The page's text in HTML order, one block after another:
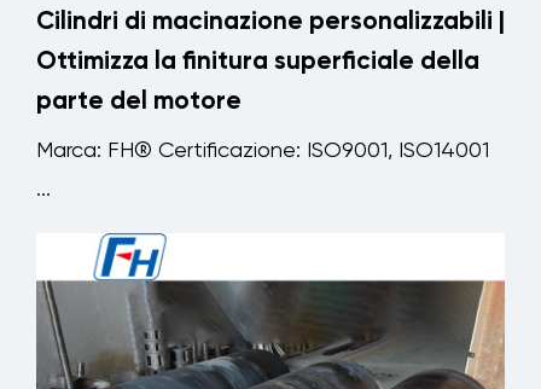
Cilindri di macinazione personalizzabili |
Ottimizza la finitura superficiale della
parte del motore
Marca: FH® Certificazione: ISO9001, ISO14001
...